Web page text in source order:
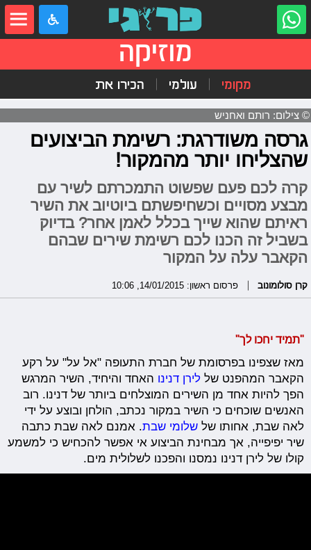
מוזיקה
מקומי עולמי הכירו את
© צילום: רותם ואחניש
גרסה משודרגת: רשימת הביצועים
שהצליחו יותר מהמקור!
קרה לכם פעם שפשוט התמכרתם לשיר עם
מבצע מסויים וכשחיפשתם ביוטיוב את השיר
ראיתם שהוא שייך בכלל לאמן אחר? בדיוק
בשביל זה הכנו לכם רשימת שירים שבהם
הקאבר עלה על המקור
קרן סולומונוב פרסום ראשון: 14/01/2015, 10:06
"תמיד יחכו לך"
מאז שצפינו בפרסומת של חברת התעופה "אל על" על רקע
הקאבר המהפנט שללירן דנינו האחד והיחיד, השיר המרגש
הפך להיות אחד מן השירים המוצלחים ביותר של דנינו. רוב
האנשים שוכחים כי השיר במקור נכתב, הולחן ובוצע על ידי
לאה שבת, אחותו שלשלומי שבת. אמנם לאה שבת כתבה
שיר יפיפייה, אך מבחינת הביצוע אי אפשר להכחיש כי למשמע
קולו של לירן דנינו נמסנו והפכנו לשלולית מים.